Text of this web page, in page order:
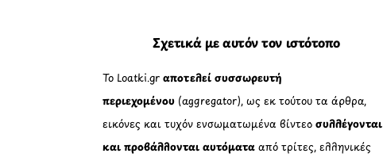
Σχετικά με αυτόν τον ιστότοπο
Το Loatki.grαποτελεί συσσωρευτή
περιεχομένου (aggregator), ως εκ τούτου τα άρθρα,
εικόνες και τυχόν ενσωματωμένα βίντεοσυλλέγονται
και προβάλλονται αυτόματααπό τρίτες, ελληνικές